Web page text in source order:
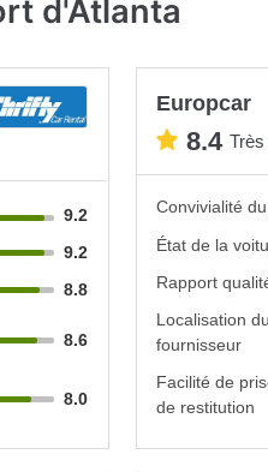
d'Atlanta
9.2
9.2
8.8
8.6
8.0
Europcar
8.4
Convivialité
État de la
Rapport
Localisation
fournisseur
Facilité de
de restitution